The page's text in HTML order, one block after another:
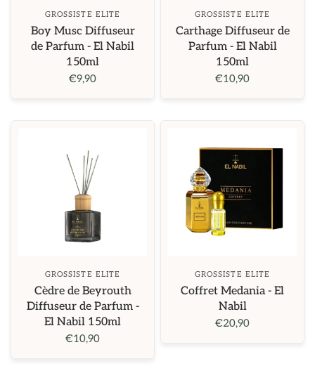
GROSSISTE ELITE
Boy Musc Diffuseur
de Parfum - El Nabil
150ml
€9,90
GROSSISTE ELITE
Carthage Diffuseur de
Parfum - El Nabil
150ml
€10,90
GROSSISTE ELITE
Cèdre de Beyrouth
Diffuseur de Parfum -
El Nabil 150ml
€10,90
GROSSISTE ELITE
Coffret Medania - El
Nabil
€20,90